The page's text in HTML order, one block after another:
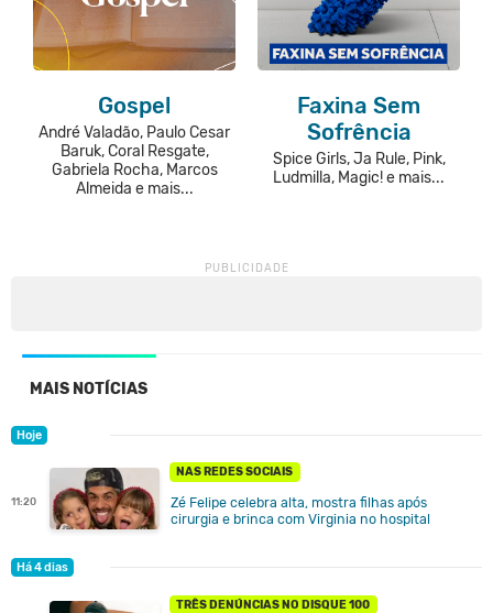
Gospel
André Valadão, Paulo Cesar
Baruk, Coral Resgate,
Gabriela Rocha, Marcos
Almeida e mais...
Faxina Sem
Sofrência
Spice Girls, Ja Rule, Pink,
Ludmilla, Magic! e mais...
MAIS NOTÍCIAS
Hoje
11:20
NAS REDES SOCIAIS
Zé Felipe celebra alta, mostra filhas após
cirurgia e brinca com Virginia no hospital
Há 4 dias
TRÊS DENÚNCIAS NO DISQUE 100